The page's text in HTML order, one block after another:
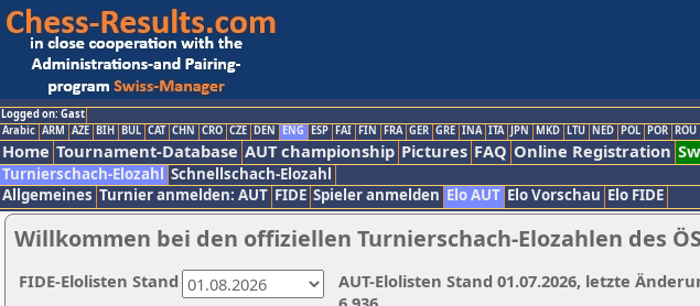
Logged on: Gast
Arabic ARM AZE BIH BUL CAT CHN CRO CZE DEN ENG ESP FAI FIN FRA GER GRE INA ITA JPN MKD LTU NED POL POR ROU
Home Tournament-Database AUT championship Pictures FAQ Online Registration
Turnierschach-Elozahl Schnellschach-Elozahl
Allgemeines Turnier anmelden: AUT FIDE Spieler anmelden Elo AUT Elo Vorschau Elo FIDE
Willkommen bei den offiziellen Turnierschach-Elozahlen des
AUT-Elolisten Stand 01.07.2026, letzte
FIDE-Elolisten Stand